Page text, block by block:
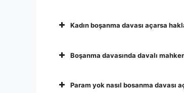
Kadın boşanma davası açarsa
Boşanma davasında davalı
Param yok nasıl bosanma davası